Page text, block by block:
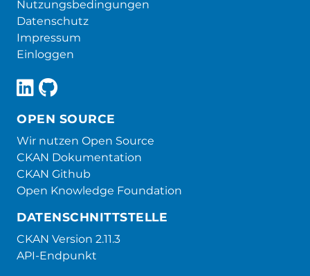
Nutzungsbedingungen
Datenschutz
Impressum
Einloggen
OPEN SOURCE
Wir nutzen Open Source
CKAN Dokumentation
CKAN Github
Open Knowledge Foundation
DATENSCHNITTSTELLE
CKAN Version 2.11.3
API-Endpunkt